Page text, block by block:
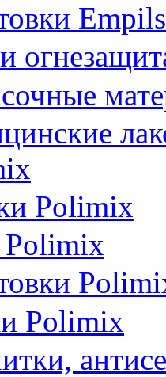
Empils
Polimix
Polimix